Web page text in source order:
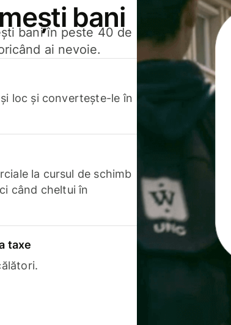
bani
bani în peste 40 de
ai nevoie.
loc și convertește-le în
la cursul de schimb
când cheltui în
taxe